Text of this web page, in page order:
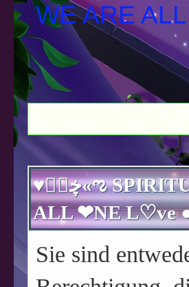
WE ARE
♥ڿڰۣ«ಌ SPIRITUELLE Я Ξ √ Ω L U T ↑ ☼ N - Forum - WE ARE
Sie sind